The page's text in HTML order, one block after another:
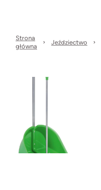
Strona
główna
Jeździectwo